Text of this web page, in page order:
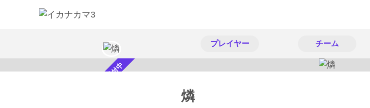
プレイヤー チーム
スカウト受付中 燐